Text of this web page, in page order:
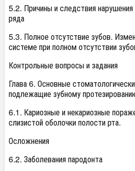
5.2. Причины и следствия
ряда
5.3. Полное отсутствие зубов.
системе при полном отсутствии
Контрольные вопросы и задания
Глава 6. Основные
подлежащие зубному
6.1. Кариозные и некариозные
слизистой оболочки полости рта.
Осложнения
6.2. Заболевания пародонта